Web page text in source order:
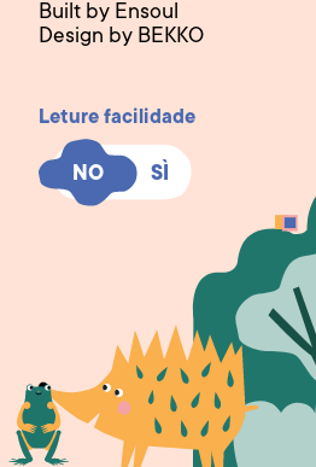
Built by Ensoul
Design by BEKKO
Leture facilidade
NO SÌ
NO SÌ